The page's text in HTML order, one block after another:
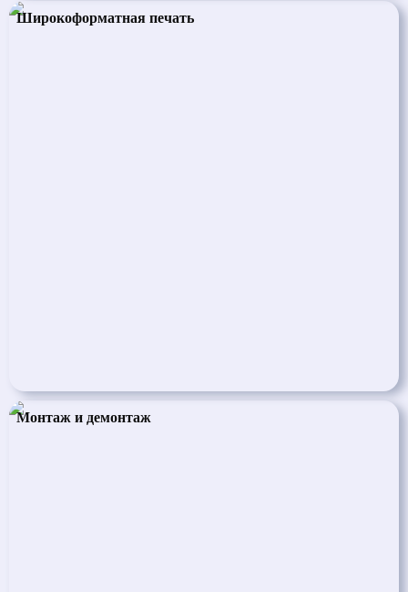
Широкоформатная печать
Монтаж и демонтаж